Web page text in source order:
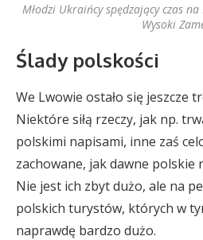
Młodzi Ukraińcy spędzający czas
Wysoki
Ślady polskości
We Lwowie ostało się jeszcze
Niektóre siłą rzeczy, jak np.
polskimi napisami, inne zaś
zachowane, jak dawne polskie
Nie jest ich zbyt dużo, ale na
polskich turystów, których w
naprawdę bardzo dużo.